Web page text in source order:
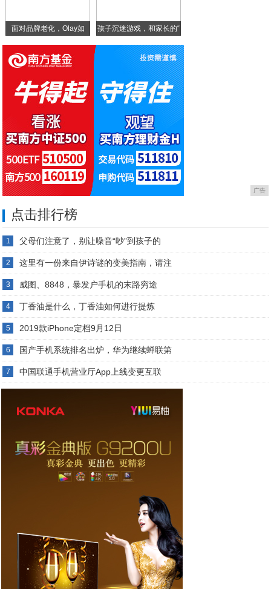
面对品牌老化，Olay如 孩子沉迷游戏，和家长的“
广告
点击排行榜
1 父母们注意了，别让噪音“吵”到孩子的
2 这里有一份来自伊诗谜的变美指南，请注
3 威图、8848，暴发户手机的末路穷途
4 丁香油是什么，丁香油如何进行提炼
5 2019款iPhone定档9月12日
6 国产手机系统排名出炉，华为继续蝉联第
7 中国联通手机营业厅App上线变更互联